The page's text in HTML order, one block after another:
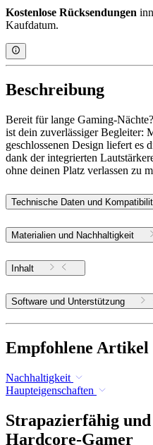
Kostenlose Rücksendungen
Kaufdatum.
Beschreibung
Bereit für lange Gaming-
ist dein zuverlässiger Begleiter:
geschlossenen Design liefert es
dank der integrierten
ohne deinen Platz verlassen zu
Technische Daten und
Materialien und Nachhaltigkeit
Inhalt
Software und Unterstützung
Empfohlene Artikel
Nachhaltigkeit
Haupteigenschaften
Strapazierfähig
Hardcore-Gamer